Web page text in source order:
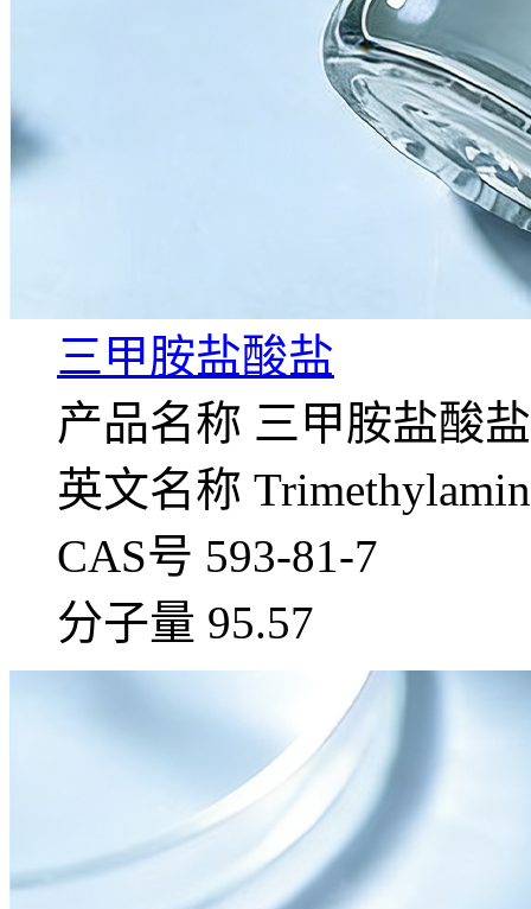
三甲胺盐酸盐
产品名称 三甲胺盐酸盐
英文名称
CAS号 593-81-7
分子量 95.57